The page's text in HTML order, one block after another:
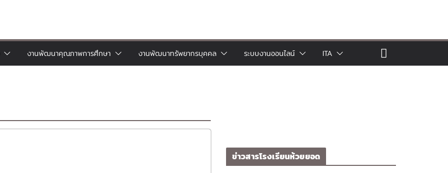
งานพัฒนาคุณภาพการศึกษา งานพัฒนาทรัพยากรบุคคล ระบบงานออนไลน์ ITA
ข่าวสารโรงเรียนห้วยยอด